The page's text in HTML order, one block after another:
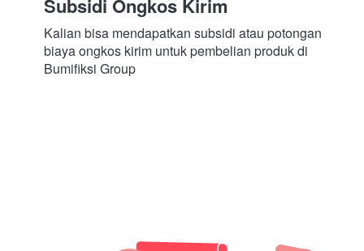
Subsidi Ongkos Kirim
Kalian bisa mendapatkan subsidi atau potongan
biaya ongkos kirim untuk pembelian produk di
Bumifiksi Group